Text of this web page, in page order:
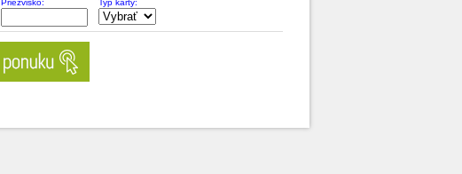
Priezvisko: Typ karty: